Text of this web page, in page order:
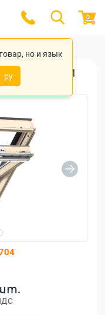
но и язык
ру
0
MK08 1061